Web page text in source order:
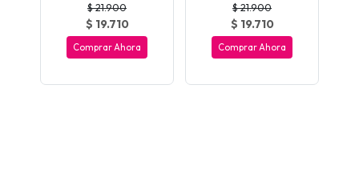
$ 21.900
$ 19.710
Comprar Ahora
$ 21.900
$ 19.710
Comprar Ahora